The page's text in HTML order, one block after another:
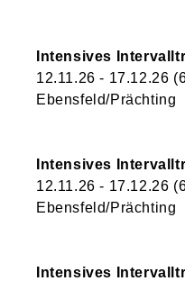
Intensives
12.11.26 - 17.12.26
Ebensfeld/Prächting
Intensives
12.11.26 - 17.12.26
Ebensfeld/Prächting
Intensives